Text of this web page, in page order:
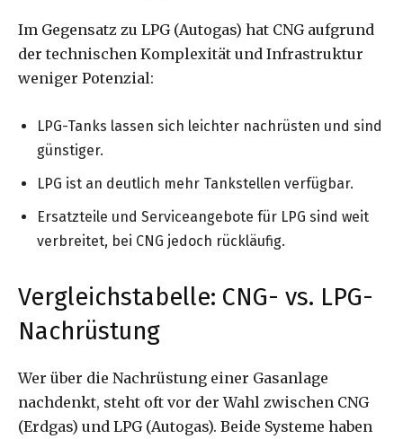
Im Gegensatz zu LPG (Autogas) hat CNG aufgrund
der technischen Komplexität und Infrastruktur
weniger Potenzial:
LPG-Tanks lassen sich leichter nachrüsten und sind
günstiger.
LPG ist an deutlich mehr Tankstellen verfügbar.
Ersatzteile und Serviceangebote für LPG sind weit
verbreitet, bei CNG jedoch rückläufig.
Vergleichstabelle: CNG- vs. LPG-
Nachrüstung
Wer über die Nachrüstung einer Gasanlage
nachdenkt, steht oft vor der Wahl zwischen CNG
(Erdgas) und LPG (Autogas). Beide Systeme haben